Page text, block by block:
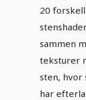
20
sammen
teksturer
sten, hvor
har